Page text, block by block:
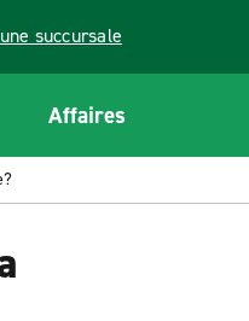
succursale
Affaires